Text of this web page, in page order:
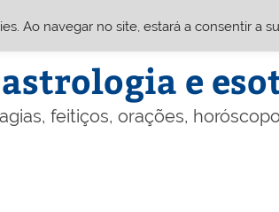
e
feitiços, orações,
Ao navegar no site, estará a consentir a